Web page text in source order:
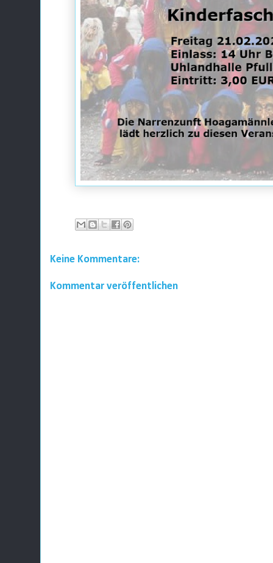
Keine Kommentare:
Kommentar veröffentlichen